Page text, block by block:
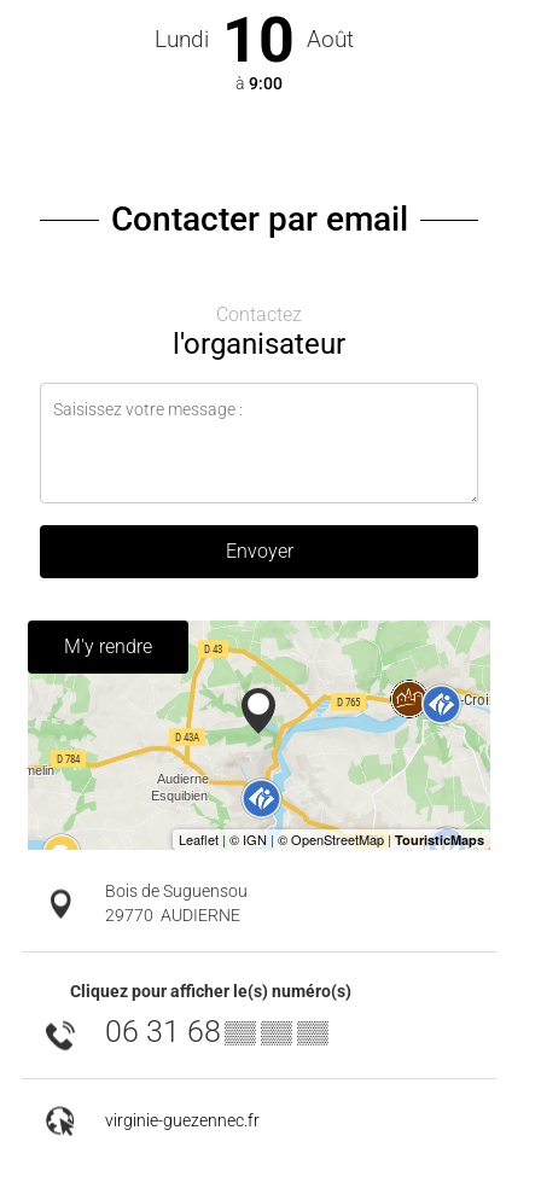
Lundi 10 Août
à 9:00
Contacter par email
Contactez
l'organisateur
Envoyer
M'y rendre
Bois de Suguensou
29770 AUDIERNE
Cliquez pour afficher le(s) numéro(s)
06 31 68▒▒ ▒▒ ▒▒
virginie-guezennec.fr